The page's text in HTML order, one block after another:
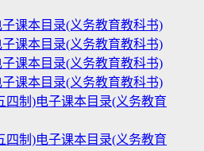
课本目录(义务教育教科书)
课本目录(义务教育教科书)
课本目录(义务教育教科书)
课本目录(义务教育教科书)
四制)电子课本目录(义务教育
四制)电子课本目录(义务教育